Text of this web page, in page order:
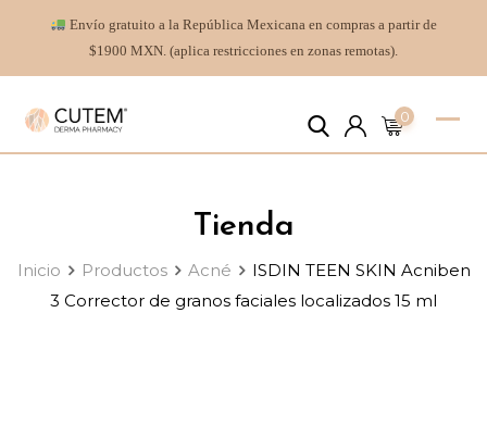
Envío gratuito a la República Mexicana en compras a partir de
$1900 MXN. (aplica restricciones en zonas remotas).
0
Tienda
Inicio Productos Acné
ISDIN TEEN SKIN Acniben
3 Corrector de granos faciales localizados 15 ml